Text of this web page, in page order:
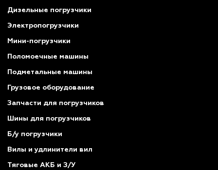
Дизельные погрузчики
Электропогрузчики
Мини-погрузчики
Поломоечные машины
Подметальные машины
Грузовое оборудование
Запчасти для погрузчиков
Шины для погрузчиков
Б/у погрузчики
Вилы и удлинители вил
Тяговые АКБ и З/У